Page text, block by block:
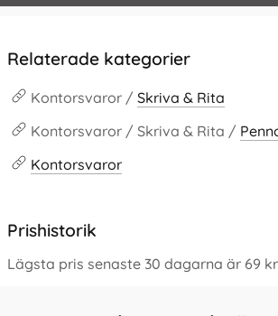
Relaterade kategorier
Kontorsvaror / Skriva & Rita
Kontorsvaror / Skriva & Rita /
Kontorsvaror
Prishistorik
Lägsta pris senaste 30 dagarna är 69